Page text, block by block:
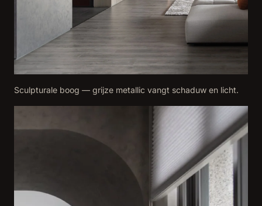
Sculpturale boog — grijze metallic vangt schaduw en licht.